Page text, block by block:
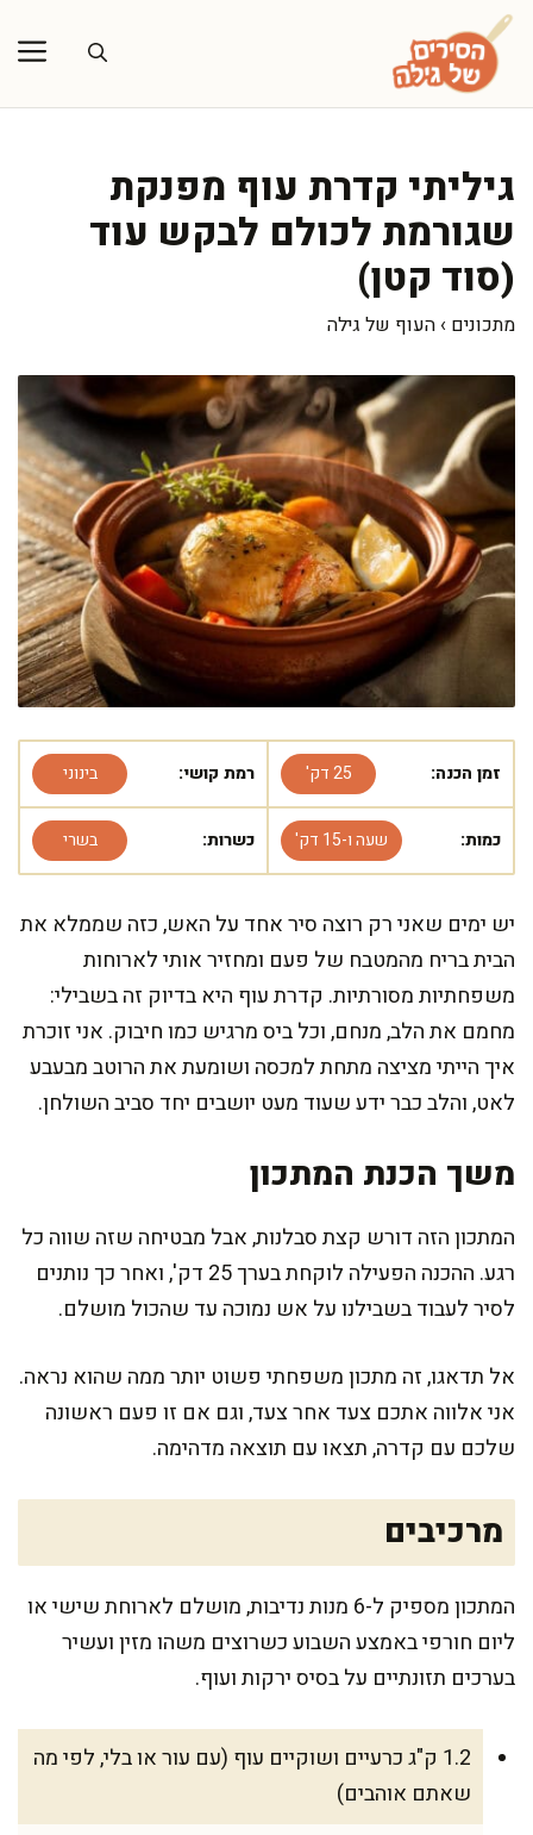
לדלג
לתוכן
גיליתי קדרת עוף מפנקת
שגורמת לכולם לבקש עוד
(סוד קטן)
מתכונים › העוף של גילה
זמן הכנה: 25 דק' רמת קושי: בינוני
כמות: שעה ו-15 דק' כשרות: בשרי
יש ימים שאני רק רוצה סיר אחד על האש, כזה שממלא את
הבית בריח מהמטבח של פעם ומחזיר אותי לארוחות
משפחתיות מסורתיות. קדרת עוף היא בדיוק זה בשבילי:
מחמם את הלב, מנחם, וכל ביס מרגיש כמו חיבוק. אני זוכרת
איך הייתי מציצה מתחת למכסה ושומעת את הרוטב מבעבע
לאט, והלב כבר ידע שעוד מעט יושבים יחד סביב השולחן.
משך הכנת המתכון
המתכון הזה דורש קצת סבלנות, אבל מבטיחה שזה שווה כל
רגע. ההכנה הפעילה לוקחת בערך 25 דק', ואחר כך נותנים
לסיר לעבוד בשבילנו על אש נמוכה עד שהכול מושלם.
אל תדאגו, זה מתכון משפחתי פשוט יותר ממה שהוא נראה.
אני אלווה אתכם צעד אחר צעד, וגם אם זו פעם ראשונה
שלכם עם קדרה, תצאו עם תוצאה מדהימה.
מרכיבים
המתכון מספיק ל-6 מנות נדיבות, מושלם לארוחת שישי או
ליום חורפי באמצע השבוע כשרוצים משהו מזין ועשיר
בערכים תזונתיים על בסיס ירקות ועוף.
1.2 ק"ג כרעיים ושוקיים עוף (עם עור או בלי, לפי מה
שאתם אוהבים)